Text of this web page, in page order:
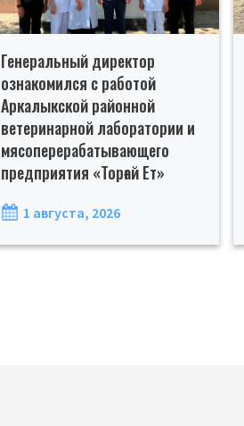
Генеральный директор
ознакомился с работой
Аркалыкской районной
ветеринарной лаборатории и
мясоперерабатывающего
предприятия «Торғай Ет»
1 августа, 2026